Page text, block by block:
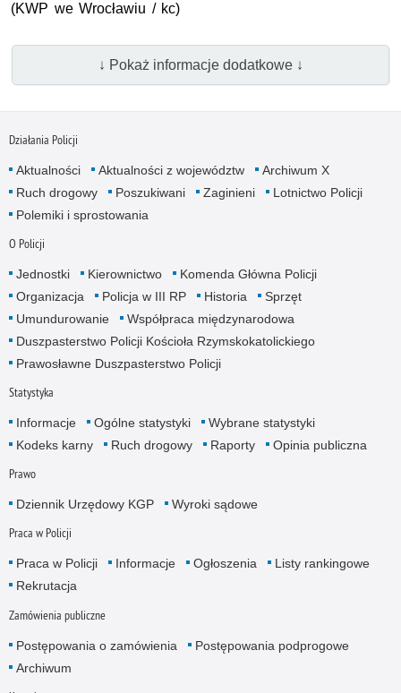
(KWP we Wrocławiu / kc)
↓ Pokaż informacje dodatkowe ↓
Działania Policji
Aktualności Aktualności z województw
Archiwum X
Ruch drogowy
Poszukiwani Zaginieni
Lotnictwo Policji
Polemiki i sprostowania
O Policji
Jednostki Kierownictwo
Komenda Główna Policji
Organizacja
Policja w III RP Historia
Sprzęt
Umundurowanie
Współpraca międzynarodowa
Duszpasterstwo Policji Kościoła Rzymskokatolickiego
Prawosławne Duszpasterstwo Policji
Statystyka
Informacje Ogólne statystyki
Wybrane statystyki
Kodeks karny
Ruch drogowy Raporty Opinia publiczna
Prawo
Dziennik Urzędowy KGP Wyroki sądowe
Praca w Policji
Praca w Policji Informacje Ogłoszenia
Listy rankingowe
Rekrutacja
Zamówienia publiczne
Postępowania o zamówienia
Postępowania podprogowe
Archiwum